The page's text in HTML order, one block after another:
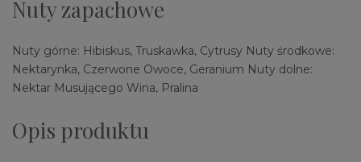
Nuty zapachowe
Nuty górne: Hibiskus, Truskawka, Cytrusy Nuty środkowe:
Nektarynka, Czerwone Owoce, Geranium Nuty dolne:
Nektar Musującego Wina, Pralina
Opis produktu